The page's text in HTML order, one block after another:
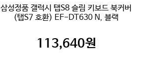
삼성정품 갤럭시 탭S8 슬림 키보드 북커버
(탭S7 호환) EF-DT630 N, 블랙
113,640원